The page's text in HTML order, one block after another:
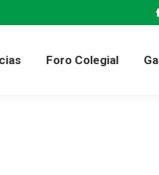
Foro Colegial
Colegial Noticias